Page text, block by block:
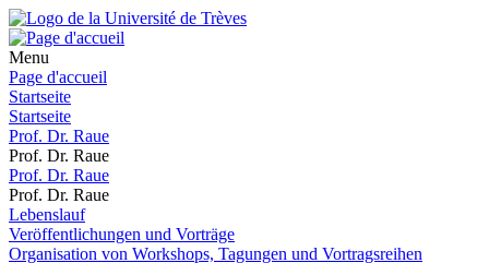
Menu
Page d'accueil
Startseite
Startseite
Prof. Dr. Raue
Prof. Dr. Raue
Prof. Dr. Raue
Prof. Dr. Raue
Lebenslauf
Veröffentlichungen und Vorträge
Organisation von Workshops, Tagungen und Vortragsreihen